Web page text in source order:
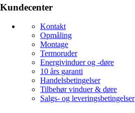
Kundecenter
Kontakt
Opmåling
Montage
Termoruder
Energivinduer og -døre
10 års garanti
Handelsbetingelser
Tilbehør vinduer & døre
Salgs- og leveringsbetingelser